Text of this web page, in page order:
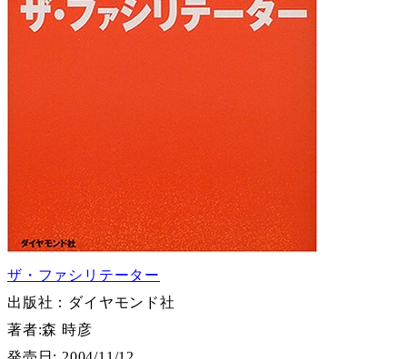
ザ・ファシリテーター
出版社：ダイヤモンド社
著者:森 時彦